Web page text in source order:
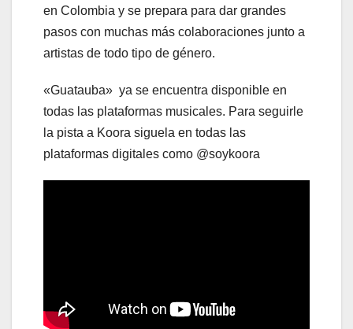
en Colombia y se prepara para dar grandes
pasos con muchas más colaboraciones junto a
artistas de todo tipo de género.
«Guatauba» ya se encuentra disponible en
todas las plataformas musicales. Para seguirle
la pista a Koora siguela en todas las
plataformas digitales como @soykoora